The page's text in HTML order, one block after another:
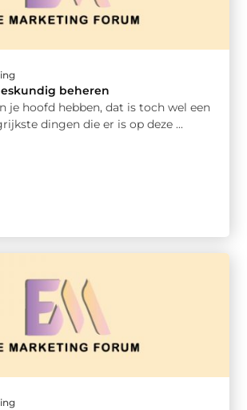
beheren
je hoofd hebben, dat is toch wel een
dingen die er is op deze ...